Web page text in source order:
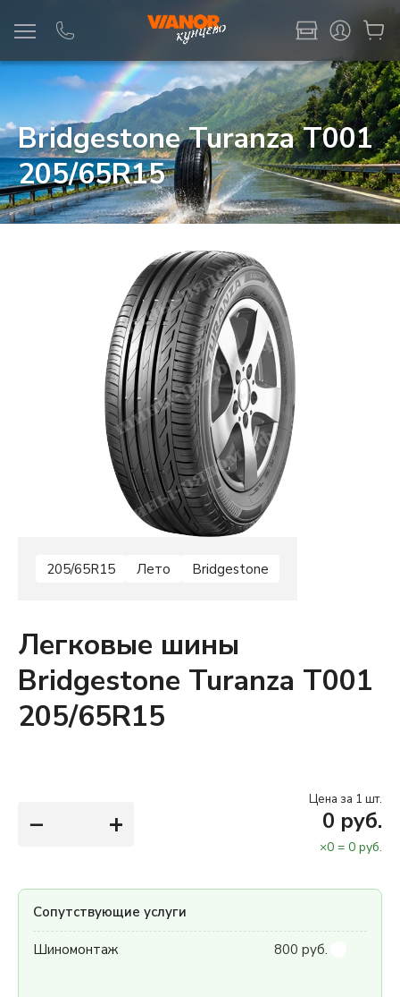
Bridgestone Turanza T001
205/65R15
205/65R15 Лето Bridgestone
Легковые шины
Bridgestone Turanza T001
205/65R15
− +
Цена за 1 шт.
0 руб.
×0 = 0 руб.
Сопутствующие услуги
Шиномонтаж 800 руб.
Информация Фото товара